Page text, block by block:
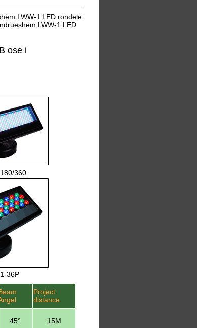
LWW-1 LED rondele
LWW-1 LED
ose i
360
36P
Project
distance
45° 15M